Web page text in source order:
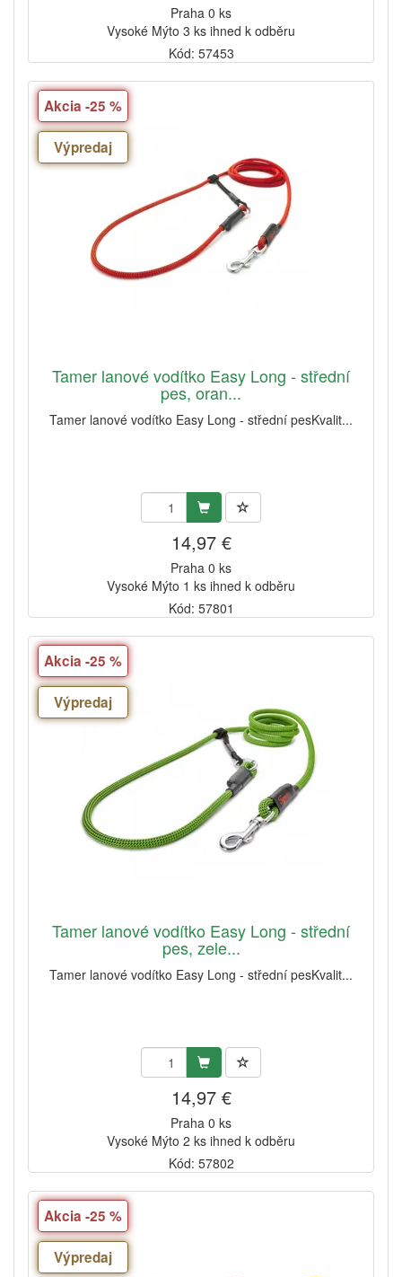
Praha 0 ks
Vysoké Mýto 3 ks ihned k odběru
Kód: 57453
Akcia -25 %
Výpredaj
Tamer lanové vodítko Easy Long - střední
pes, oran...
Tamer lanové vodítko Easy Long - střední pesKvalit...
14,97 €
Praha 0 ks
Vysoké Mýto 1 ks ihned k odběru
Kód: 57801
Akcia -25 %
Výpredaj
Tamer lanové vodítko Easy Long - střední
pes, zele...
Tamer lanové vodítko Easy Long - střední pesKvalit...
14,97 €
Praha 0 ks
Vysoké Mýto 2 ks ihned k odběru
Kód: 57802
Akcia -25 %
Výpredaj